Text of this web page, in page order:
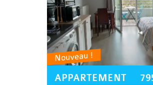
Nouveau !
APPARTEMENT